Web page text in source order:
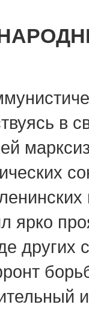
в
ярко
других